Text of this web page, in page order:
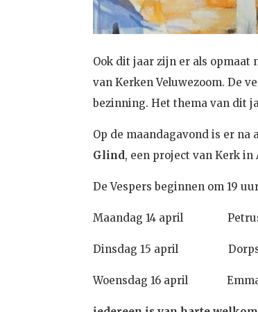
Ook dit jaar zijn er als opmaat
van Kerken Veluwezoom. De
bezinning. Het thema van dit
Op de maandagavond is er
Glind, een project van Kerk
De Vespers beginnen om 19
Maandag 14 april
Dinsdag 15 april
Woensdag 16 april